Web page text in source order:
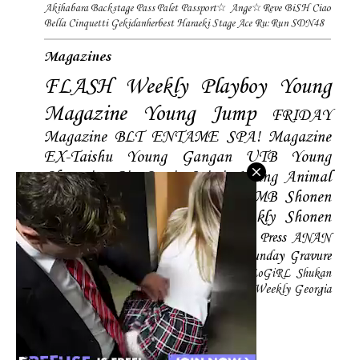
Akihabara Backstage Pass Palet Passport☆ Ange☆Reve BiSH Ciao
Bella Cinquetti Gekidanherbest Haraeki Stage Ace Ru:Run SDN48
Magazines
FLASH Weekly Playboy Young
Magazine
Young Jump
FRIDAY
Magazine BLT ENTAME SPA! Magazine
EX-Taishu
Young Gangan UTB
Young
Champion Big Comic Spirtis Young Animal
Shonen Magazine
BUBKA BOMB Shonen
Champion Manga Action
Weekly Shonen
Sunday
Photobooks BRODY Hustle Press ANAN
Magazine SMART Magazine Young Sunday Gravure
The Television
CD&DL My Girl Daily LoGiRL Shukan
Taishu Girls! Magazine Soccer Game King Weekly Georgia
Sunday Magazine Mery Magazine